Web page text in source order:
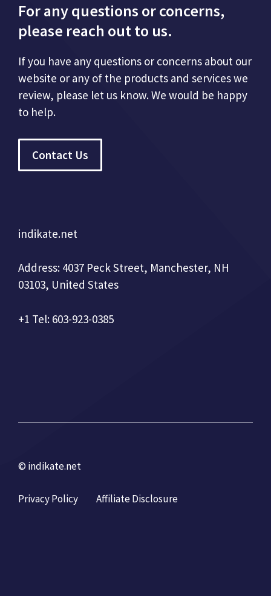
For any questions or concerns,
please reach out to us.
If you have any questions or concerns about our
website or any of the products and services we
review, please let us know. We would be happy
to help.
Contact Us
indikate.net
Address: 4037 Peck Street, Manchester, NH
03103, United States
+1 Tel: 603-923-0385
© indikate.net
Privacy Policy Affiliate Disclosure